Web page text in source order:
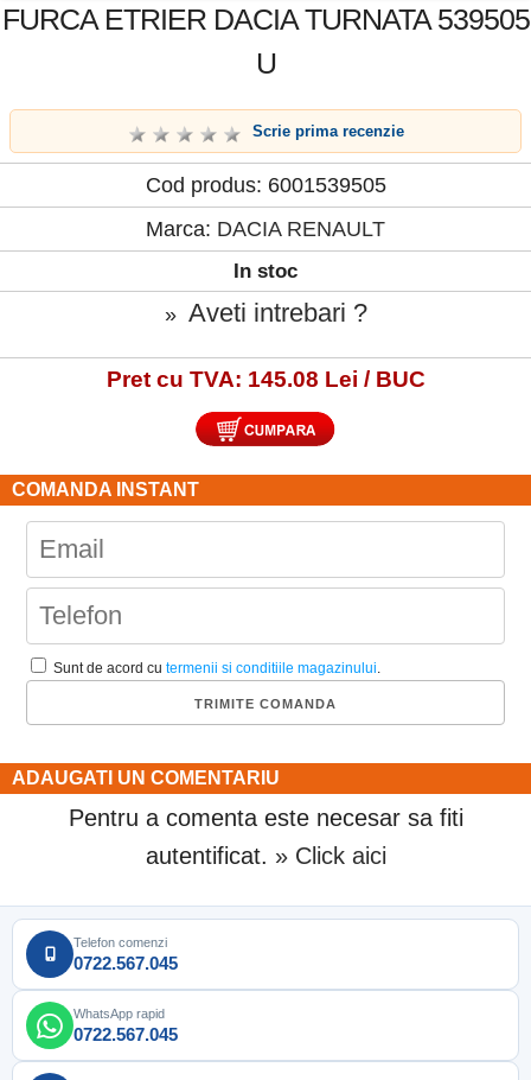
FURCA ETRIER DACIA TURNATA 539505
U
Scrie prima recenzie
Cod produs: 6001539505
Marca: DACIA RENAULT
In stoc
» Aveti intrebari ?
Pret cu TVA: 145.08 Lei / BUC
COMANDA INSTANT
Sunt de acord cutermenii si conditiile magazinului.
ADAUGATI UN COMENTARIU
Pentru a comenta este necesar sa fiti
autentificat. » Click aici
Telefon comenzi
0722.567.045
WhatsApp rapid
0722.567.045